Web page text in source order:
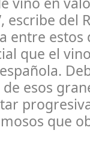
escribe del
entre estos
que el
esos
que